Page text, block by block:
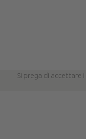
Si prega di accettare i